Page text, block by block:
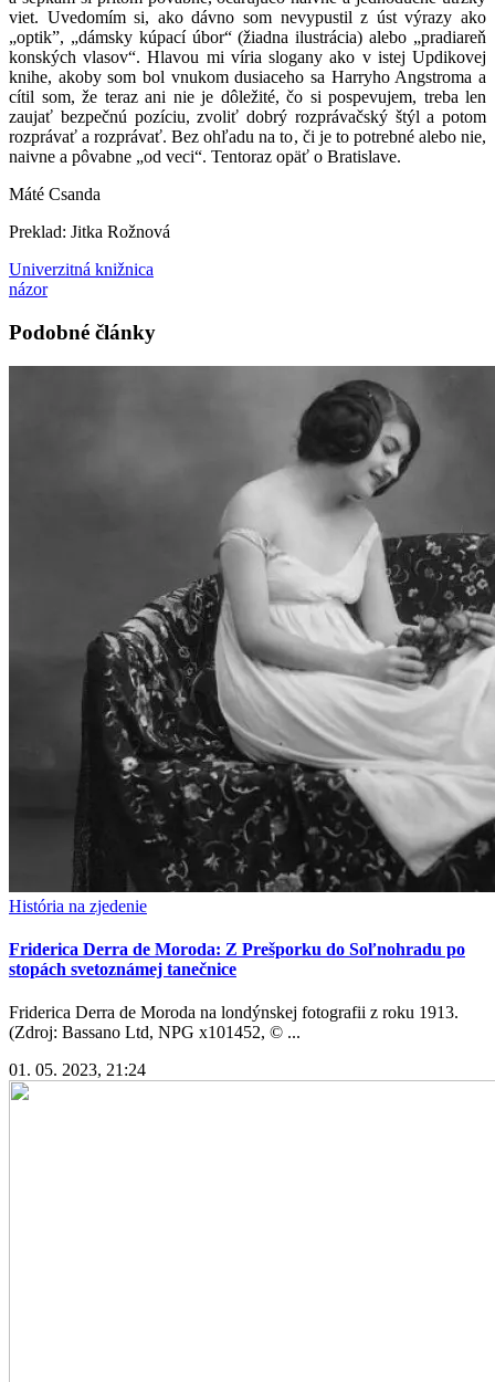
viet. Uvedomím si, ako dávno som nevypustil z úst výrazy ako
„optik”, „dámsky kúpací úbor“ (žiadna ilustrácia) alebo „pradiareň
konských vlasov“. Hlavou mi víria slogany ako v istej Updikovej
knihe, akoby som bol vnukom dusiaceho sa Harryho Angstroma a
cítil som, že teraz ani nie je dôležité, čo si pospevujem, treba len
zaujať bezpečnú pozíciu, zvoliť dobrý rozprávačský štýl a potom
rozprávať a rozprávať. Bez ohľadu na to, či je to potrebné alebo nie,
naivne a pôvabne „od veci“. Tentoraz opäť o Bratislave.
Máté Csanda
Preklad: Jitka Rožnová
Univerzitná knižnica
názor
Podobné články
História na zjedenie
Friderica Derra de Moroda: Z Prešporku do Soľnohradu po
stopách svetoznámej tanečnice
Friderica Derra de Moroda na londýnskej fotografii z roku 1913.
(Zdroj: Bassano Ltd, NPG x101452, © ...
01. 05. 2023, 21:24